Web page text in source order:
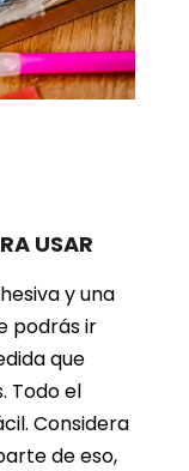
USAR
y una
podrás ir
que
Todo el
Considera
de eso,